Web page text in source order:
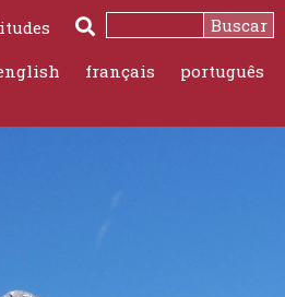
Buscar
français português